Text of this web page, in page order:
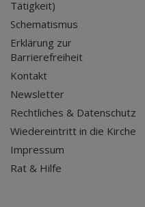
Tätigkeit)
Schematismus
Erklärung zur
Barrierefreiheit
Kontakt
Newsletter
Rechtliches & Datenschutz
Wiedereintritt in die Kirche
Impressum
Rat & Hilfe